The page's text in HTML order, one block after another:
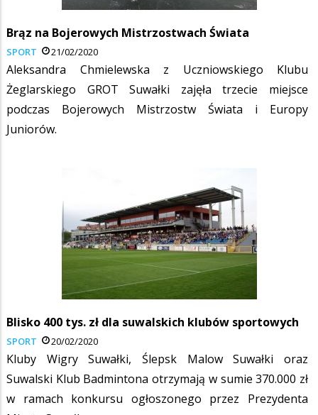
Brąz na Bojerowych Mistrzostwach Świata
SPORT 21/02/2020
Aleksandra Chmielewska z Uczniowskiego Klubu
Żeglarskiego GROT Suwałki zajęła trzecie miejsce
podczas Bojerowych Mistrzostw Świata i Europy
Juniorów.
Blisko 400 tys. zł dla suwalskich klubów sportowych
SPORT 20/02/2020
Kluby Wigry Suwałki, Ślepsk Malow Suwałki oraz
Suwalski Klub Badmintona otrzymają w sumie 370.000 zł
w ramach konkursu ogłoszonego przez Prezydenta